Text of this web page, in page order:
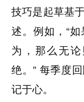
技巧是起草基
述。例如，“
为，那么无
绝。” 每季度
记于心。